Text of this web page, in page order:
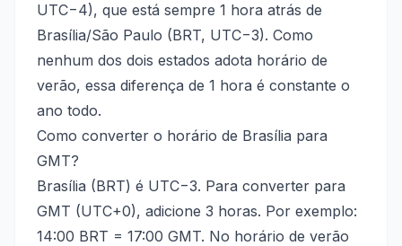
UTC−4), que está sempre 1 hora atrás de
Brasília/São Paulo (BRT, UTC−3). Como
nenhum dos dois estados adota horário de
verão, essa diferença de 1 hora é constante o
ano todo.
Como converter o horário de Brasília para
GMT?
Brasília (BRT) é UTC−3. Para converter para
GMT (UTC+0), adicione 3 horas. Por exemplo:
14:00 BRT = 17:00 GMT. No horário de verão